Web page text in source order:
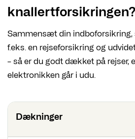
knallertforsikringen?
Sammensæt din indboforsikring,
f.eks. en rejseforsikring og
– så er du godt dækket på rejser,
elektronikken går i udu.
Dækninger